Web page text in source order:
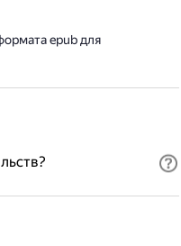
epub для